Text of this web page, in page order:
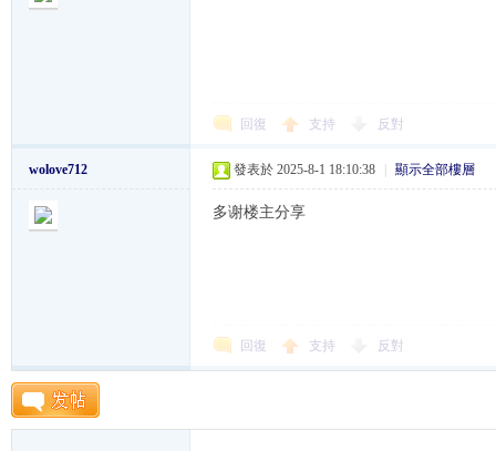
回復 支持 反對
wolove712 發表於 2025-8-1 18:10:38 顯示全部樓層
多谢楼主分享
回復 支持 反對